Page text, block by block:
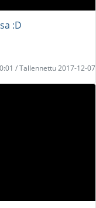
:D
/ Tallennettu 2017-12-07